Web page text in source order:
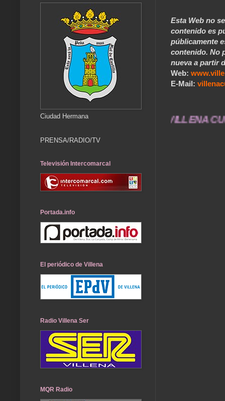
Esta Web no
contenido es
públicamente
contenido. No
nueva a partir
Web:
E-Mail:
una vida .... TÚ HACES VILLENA
Ciudad Hermana
PRENSA/RADIO/TV
Televisión Intercomarcal
Portada.info
El periódico de Villena
Radio Villena Ser
MQR Radio